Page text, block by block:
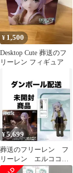
¥ 1,500
Desktop Cute 葬送のフ
リーレン フィギュア
¥5,699
葬送のフリーレン フ
リーレン エルココ
タイトー フィギュア